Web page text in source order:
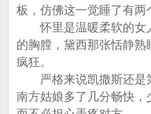
板，仿佛这一觉睡了有两
怀里是温暖柔软的女
的胸膛，黛西那张恬静
疯狂。
严格来说凯撒斯还是
南方姑娘多了几分畅快